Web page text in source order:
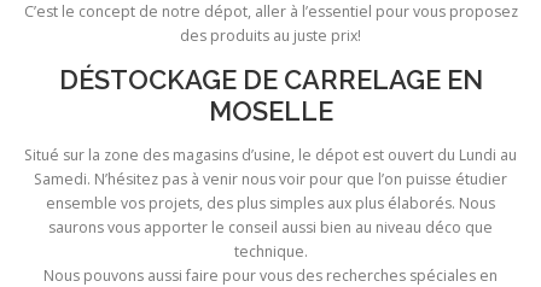
C’est le concept de notre dépot, aller à l’essentiel pour vous proposez
des produits au juste prix!
DÉSTOCKAGE DE CARRELAGE EN
MOSELLE
Situé sur la zone des magasins d’usine, le dépot est ouvert du Lundi au
Samedi. N’hésitez pas à venir nous voir pour que l’on puisse étudier
ensemble vos projets, des plus simples aux plus élaborés. Nous
saurons vous apporter le conseil aussi bien au niveau déco que
technique.
Nous pouvons aussi faire pour vous des recherches spéciales en